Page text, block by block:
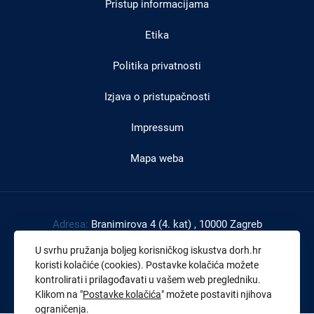
Pristup informacijama
Etika
Politika privatnosti
Izjava o pristupačnosti
Impressum
Mapa weba
Adresa: Branimirova 4 (4. kat) , 10000 Zagreb
Tel: +385 1 4591 888
Faks:+385 1 4591 816
OIB:43539267895
U svrhu pružanja boljeg korisničkog iskustva dorh.hr
koristi kolačiće (cookies). Postavke kolačića možete
kontrolirati i prilagođavati u vašem web pregledniku.
Klikom na "Postavke kolačića" možete postaviti njihova
ograničenja.